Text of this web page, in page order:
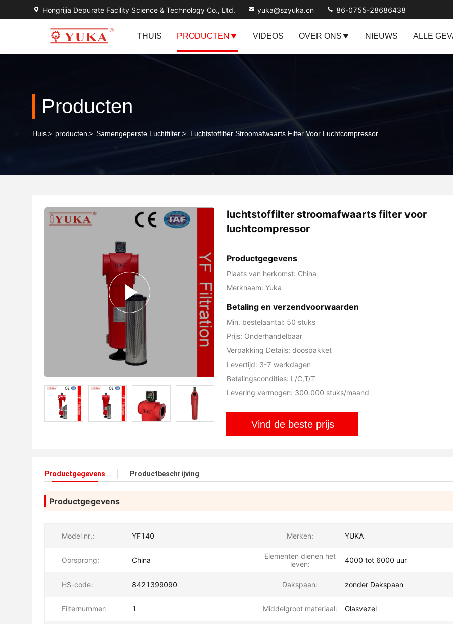
Hongrijia Depurate Facility Science & Technology Co., Ltd. yuka@szyuka.cn 86-0755-28686438
THUIS PRODUCTEN VIDEOS OVER ONS NIEUWS ALLE
Producten
Huis> producten> Samengeperste Luchtfilter> Luchtstoffilter Stroomafwaarts Filter Voor Luchtcompressor
luchtstoffilter stroomafwaarts filter voor
luchtcompressor
Productgegevens
Plaats van herkomst: China
Merknaam: Yuka
Betaling en verzendvoorwaarden
Min. bestelaantal: 50 stuks
Prijs: Onderhandelbaar
Verpakking Details: doospakket
Levertijd: 3-7 werkdagen
Betalingscondities: L/C,T/T
Levering vermogen: 300.000 stuks/maand
Vind de beste prijs
Productgegevens Productbeschrijving
Productgegevens
Model nr.: YF140 Merken: YUKA
Oorsprong: China
Elementen dienen het
leven:
4000 tot 6000 uur
HS-code: 8421399090 Dakspaan: zonder Dakspaan
Filternummer: 1 Middelgroot materiaal: Glasvezel